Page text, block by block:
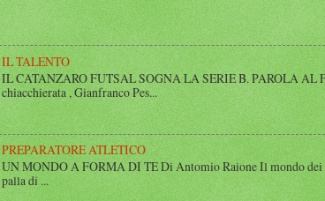
IL TALENTO
IL CATANZARO FUTSAL SOGNA LA SERIE B. PAROLA AL
chiacchierata , Gianfranco Pes...
PREPARATORE ATLETICO
UN MONDO A FORMA DI TE Di Antomio Raione Il mondo
palla di ...